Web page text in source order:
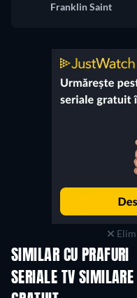
Franklin Saint
SIMILAR CU PRAFURI
TV
SERIALE TV SIMILARE